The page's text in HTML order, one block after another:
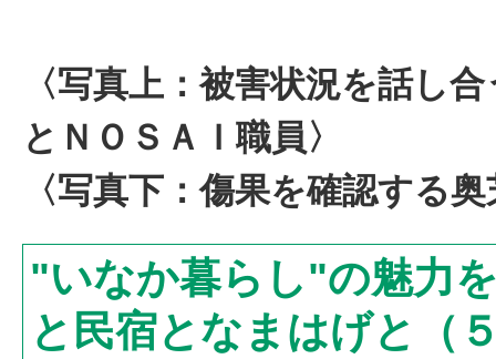
〈写真上：被害状況を話し
とＮＯＳＡＩ職員〉
〈写真下：傷果を確認する
"いなか暮らし"の魅力
と民宿となまはげと（